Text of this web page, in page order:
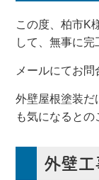
この度、柏市K
して、無事に完
メールにてお問
外壁屋根塗装だ
も気になるとの
外壁